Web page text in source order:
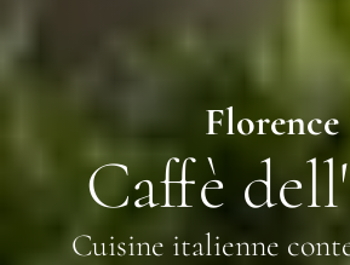
Florence
Caffè
Cuisine italienne